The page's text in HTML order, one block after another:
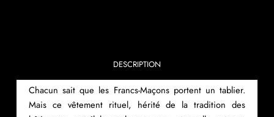
DESCRIPTION
Chacun sait que les Francs-Maçons portent un tablier.
Mais ce vêtement rituel, hérité de la tradition des